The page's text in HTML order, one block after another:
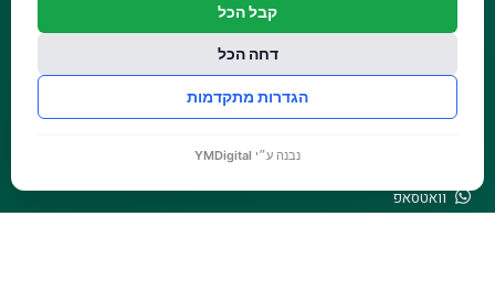
רביעי - 08:00-17:00
חמישי - 08:00-17:00
וואטסאפ
קבל הכל
דחה הכל
הגדרות מתקדמות
נבנה ע״י YMDigital